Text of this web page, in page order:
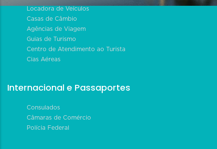
Locadora de Veículos
Casas de Câmbio
Agências de Viagem
Guias de Turismo
Centro de Atendimento ao Turista
Cias Aéreas
Internacional e Passaportes
Consulados
Câmaras de Comércio
Polícia Federal